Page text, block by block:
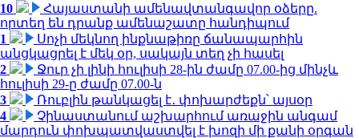
10
Հայաստանի ամենավտանգավոր օձերը.
որտեղ են դրանք ամենաշատը հանդիպում
1
Սոչի մեկնող ինքնաթիռը ճանապարհին
անցկացրել է մեկ օր, սակայն տեղ չի հասել
2
Ջուր չի լինի հուլիսի 28-ին ժամը 07.00-ից մինչև
հուլիսի 29-ը ժամը 07.00-ն
3
Ռուբլին թանկացել է․ փոխարժեքն՝ այսօր
4
Չինաստանում աշխարհում առաջին անգամ
մարդուն փոխպատվաստվել է խոզի մի քանի օրգան